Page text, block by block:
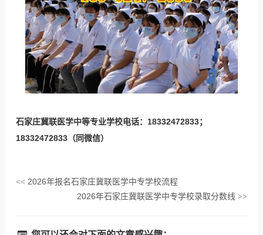
石家庄冀联医学中等专业学校电话：18332472833；
18332472833（同微信）
<<2026年报名石家庄冀联医学中专学校流程
2026年石家庄冀联医学中专学校录取分数线>>